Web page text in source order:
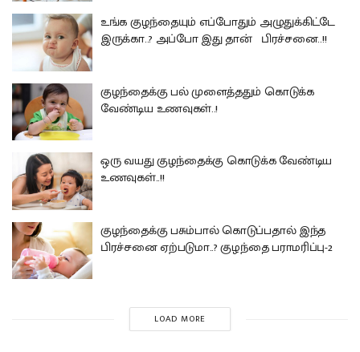
உங்க குழந்தையும் எப்போதும் அழுதுக்கிட்டே
இருக்கா..? அப்போ இது தான் பிரச்சனை..!!
குழந்தைக்கு பல் முளைத்ததும் கொடுக்க
வேண்டிய உணவுகள்..!
ஒரு வயது குழந்தைக்கு கொடுக்க வேண்டிய
உணவுகள்..!!
குழந்தைக்கு பசும்பால் கொடுப்பதால் இந்த
பிரச்சனை ஏற்படுமா..? குழந்தை பராமரிப்பு-2
LOAD MORE